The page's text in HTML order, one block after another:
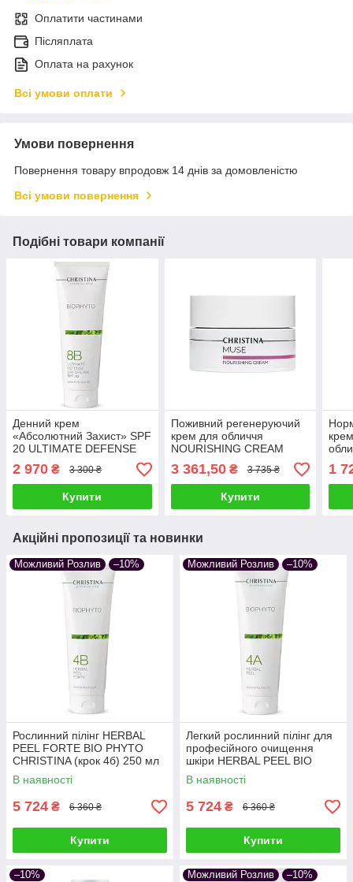
Оплатити частинами
Післяплата
Оплата на рахунок
Всі умови оплати
Умови повернення
Повернення товару впродовж 14 днів за домовленістю
Всі умови повернення
Подібні товари компанії
Денний крем
«Абсолютний Захист» SPF
20 ULTIMATE DEFENSE
DAY CREAM SPF20 BIO
PHYTO CHRISTINA (крок
8B) 250 мл
2 970 ₴ 3 300 ₴
Купити
Поживний регенеруючий
крем для обличчя
NOURISHING CREAM
MUSE CHRISTINA 50 мл
для сухої шкіри
3 361,50₴ 3 735 ₴
Купити
1
Акційні пропозиції та новинки
Можливий Розлив –10%
Рослинний пілінг HERBAL
PEEL FORTE BIO PHYTO
CHRISTINA (крок 4б) 250 мл
для жирної та комбінованої
шкіри
В наявності
5 724 ₴ 6 360 ₴
Купити
Можливий Розлив –10%
Легкий рослинний пілінг для
професійного очищення
шкіри HERBAL PEEL BIO
PHYTO CHRISTINA (крок 4а)
250 мл
В наявності
5 724 ₴ 6 360 ₴
Купити
–10% Можливий Розлив –10%